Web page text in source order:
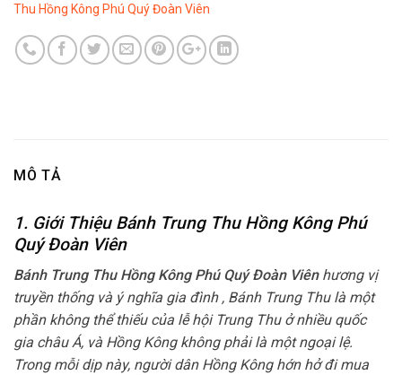
Thu Hồng Kông Phú Quý Đoàn Viên
MÔ TẢ
1. Giới Thiệu Bánh Trung Thu Hồng Kông Phú
Quý Đoàn Viên
Bánh Trung Thu Hồng Kông Phú Quý Đoàn Viên hương vị
truyền thống và ý nghĩa gia đình , Bánh Trung Thu là một
phần không thể thiếu của lễ hội Trung Thu ở nhiều quốc
gia châu Á, và Hồng Kông không phải là một ngoại lệ.
Trong mỗi dịp này, người dân Hồng Kông hớn hở đi mua